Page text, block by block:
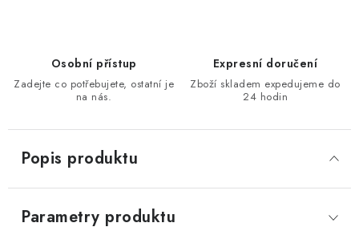
Moje objednávka
Osobní přístup
Zadejte co potřebujete, ostatní je
na nás.
Expresní doručení
Zboží skladem expedujeme do
24 hodin
Popis produktu
Parametry produktu